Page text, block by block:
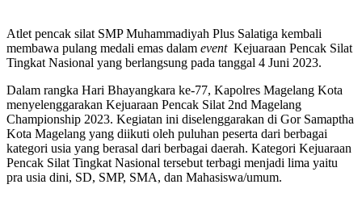
Atlet pencak silat SMP Muhammadiyah Plus Salatiga kembali
membawa pulang medali emas dalam event Kejuaraan Pencak Silat
Tingkat Nasional yang berlangsung pada tanggal 4 Juni 2023.
Dalam rangka Hari Bhayangkara ke-77, Kapolres Magelang Kota
menyelenggarakan Kejuaraan Pencak Silat 2nd Magelang
Championship 2023. Kegiatan ini diselenggarakan di Gor Samaptha
Kota Magelang yang diikuti oleh puluhan peserta dari berbagai
kategori usia yang berasal dari berbagai daerah. Kategori Kejuaraan
Pencak Silat Tingkat Nasional tersebut terbagi menjadi lima yaitu
pra usia dini, SD, SMP, SMA, dan Mahasiswa/umum.